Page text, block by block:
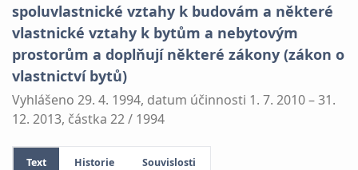
spoluvlastnické vztahy k budovám a některé
vlastnické vztahy k bytům a nebytovým
prostorům a doplňují některé zákony (zákon o
vlastnictví bytů)
Vyhlášeno 29. 4. 1994, datum účinnosti 1. 7. 2010 – 31.
12. 2013, částka 22 / 1994
Text Historie Souvislosti